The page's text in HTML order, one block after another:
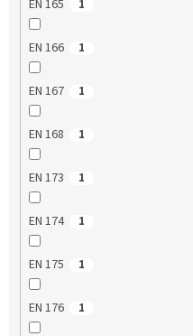
EN 165 1
EN 166 1
EN 167 1
EN 168 1
EN 173 1
EN 174 1
EN 175 1
EN 176 1